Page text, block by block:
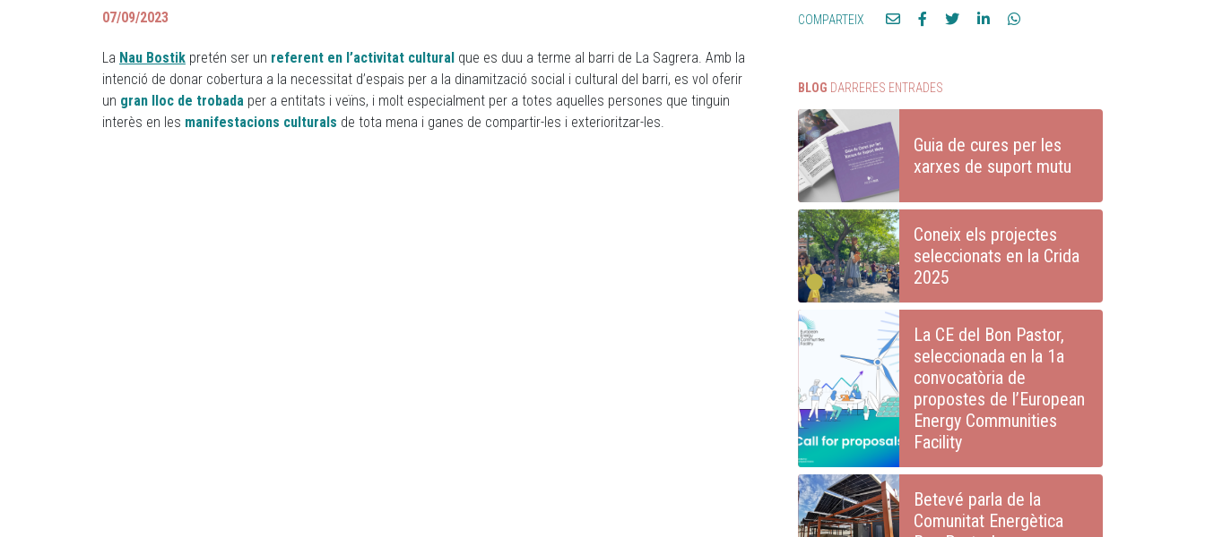
07/09/2023
La Nau Bostik pretén ser un referent en l’activitat cultural que es duu a terme al barri de La Sagrera. Amb la
intenció de donar cobertura a la necessitat d’espais per a la dinamització social i cultural del barri, es vol oferir
un gran lloc de trobada per a entitats i veïns, i molt especialment per a totes aquelles persones que tinguin
interès en les manifestacions culturals de tota mena i ganes de compartir-les i exterioritzar-les.
COMPARTEIX
BLOG DARRERES ENTRADES
Guia de cures per les
xarxes de suport mutu
Coneix els projectes
seleccionats en la Crida
2025
La CE del Bon Pastor,
seleccionada en la 1a
convocatòria de
propostes de l’European
Energy Communities
Facility
Betevé parla de la
Comunitat Energètica